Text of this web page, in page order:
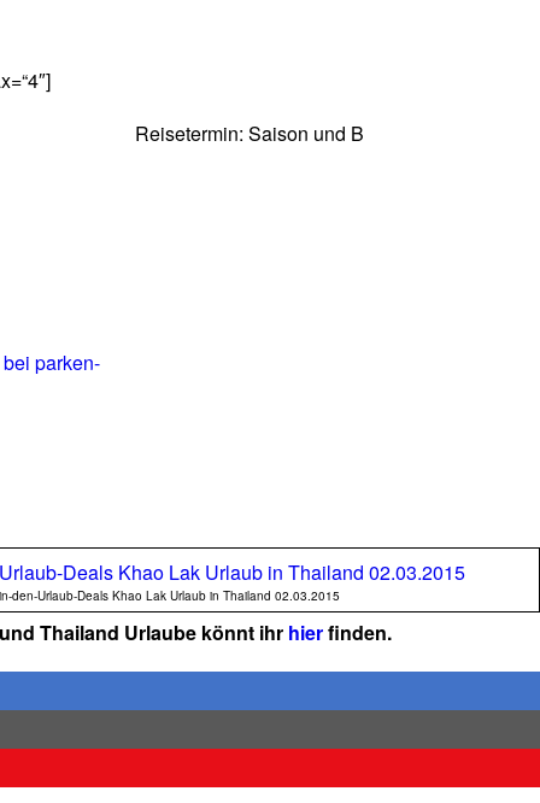
bei parken-
Reisetermin: Saison und B
den-Urlaub-Deals Khao Lak Urlaub in Thailand 02.03.2015
Thailand Urlaube könnt ihr hierfinden.